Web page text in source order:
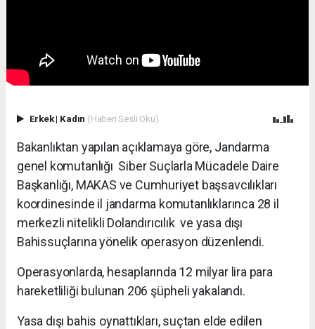
Erkek| Kadın (Haberi Sesli Oku)
Bakanlıktan yapılan açıklamaya göre, Jandarma
genel komutanlığı Siber Suçlarla Mücadele Daire
Başkanlığı, MAKAS ve Cumhuriyet başsavcılıkları
koordinesinde il jandarma komutanlıklarınca 28 il
merkezli nitelikli Dolandırıcılık ve yasa dışı
Bahissuçlarına yönelik operasyon düzenlendi.
Operasyonlarda, hesaplarında 12 milyar lira para
hareketliliği bulunan 206 şüpheli yakalandı.
Yasa dışı bahis oynattıkları, suçtan elde edilen